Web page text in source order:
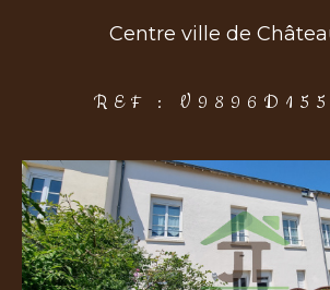
Centre ville de
REF :